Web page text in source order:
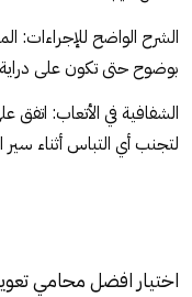
الشرح الواضح
بوضوح حتى تكون على
الشفافية في الأتعاب: اتفق
لتجنب أي التباس أثناء سير
اختيار افضل محامي